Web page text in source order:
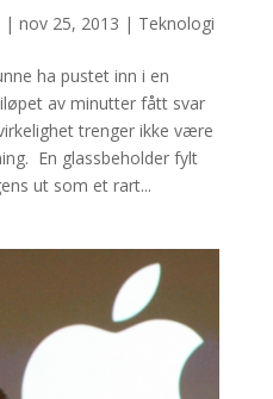
| nov 25, 2013 | Teknologi
ha pustet inn i en
av minutter fått svar
trenger ikke være
En glassbeholder fylt
ut som et rart...